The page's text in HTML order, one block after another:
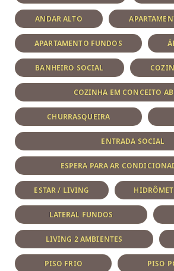
ANDAR ALTO
APARTAMENTO FUNDOS
BANHEIRO SOCIAL
COZINHA EM CONCEITO
CHURRASQUEIRA
ENTRADA SOCIAL
ESPERA PARA AR
ESTAR / LIVING
LATERAL FUNDOS
LIVING 2 AMBIENTES
PISO FRIO PISO